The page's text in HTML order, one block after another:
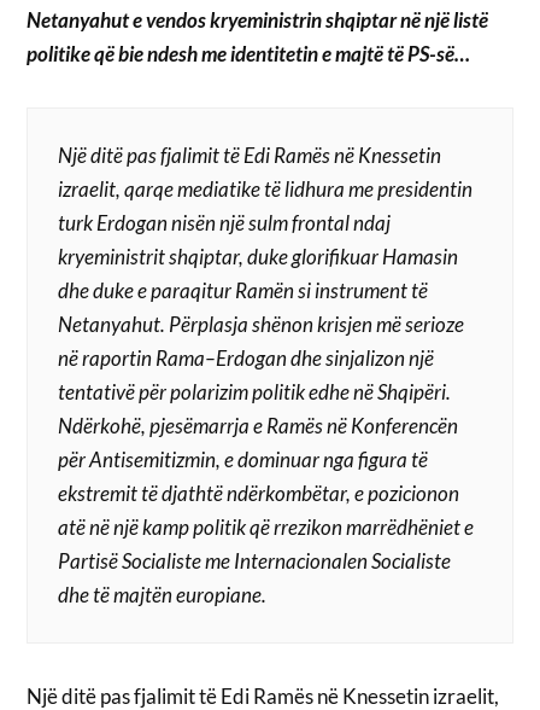
Netanyahut e vendos kryeministrin shqiptar në një listë
politike që bie ndesh me identitetin e majtë të PS-së…
Një ditë pas fjalimit të Edi Ramës në Knessetin
izraelit, qarqe mediatike të lidhura me presidentin
turk Erdogan nisën një sulm frontal ndaj
kryeministrit shqiptar, duke glorifikuar Hamasin
dhe duke e paraqitur Ramën si instrument të
Netanyahut. Përplasja shënon krisjen më serioze
në raportin Rama–Erdogan dhe sinjalizon një
tentativë për polarizim politik edhe në Shqipëri.
Ndërkohë, pjesëmarrja e Ramës në Konferencën
për Antisemitizmin, e dominuar nga figura të
ekstremit të djathtë ndërkombëtar, e pozicionon
atë në një kamp politik që rrezikon marrëdhëniet e
Partisë Socialiste me Internacionalen Socialiste
dhe të majtën europiane.
Një ditë pas fjalimit të Edi Ramës në Knessetin izraelit,